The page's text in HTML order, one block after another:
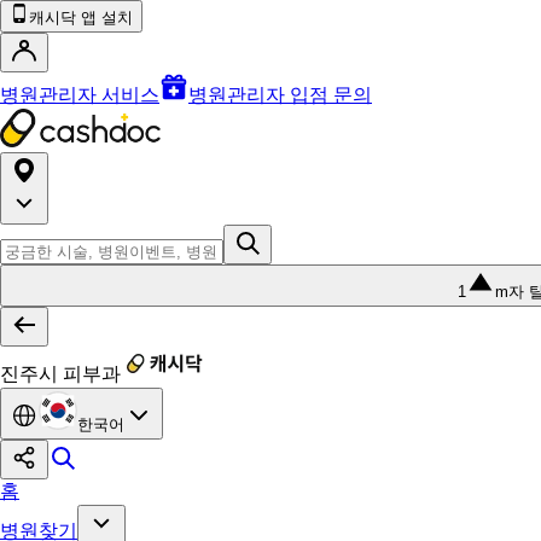
캐시닥 앱 설치
병원관리자 서비스 병원관리자 입점 문의
1 m자
진주시 피부과
한국어
홈
병원찾기